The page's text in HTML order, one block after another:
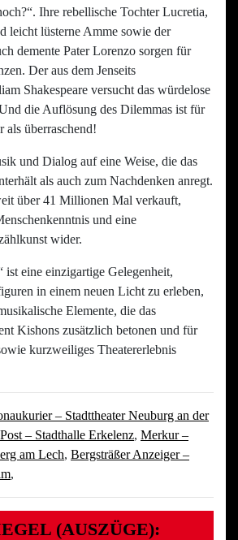
Ihre rebellische Tochter Lucretia,
leicht lüsterne Amme sowie der
demente Pater Lorenzo sorgen für
Der aus dem Jenseits
Shakespeare versucht das würdelose
die Auflösung des Dilemmas ist für
als überraschend!
und Dialog auf eine Weise, die das
als auch zum Nachdenken anregt.
über 41 Millionen Mal verkauft,
und eine
wider.
ist eine einzigartige Gelegenheit,
in einem neuen Licht zu erleben,
Elemente, die das
Kishons zusätzlich betonen und für
kurzweiliges Theatererlebnis
– Stadttheater Neuburg an der
– Stadthalle Erkelenz, Merkur –
am Lech, Bergsträßer Anzeiger –
,
(AUSZÜGE):